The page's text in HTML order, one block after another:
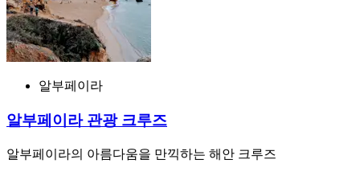
알부페이라
알부페이라 관광 크루즈
알부페이라의 아름다움을 만끽하는 해안 크루즈